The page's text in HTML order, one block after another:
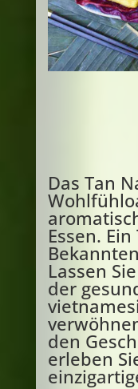
Das Tan
Essen.
Lassen
der
den
erleben